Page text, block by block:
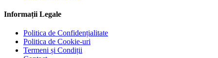
Informații Legale
Politica de Confidențialitate
Politica de Cookie-uri
Termeni și Condiții